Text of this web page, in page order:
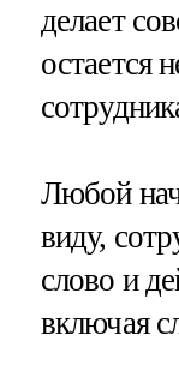
делает
остается
Любой
виду,
слово и
включая